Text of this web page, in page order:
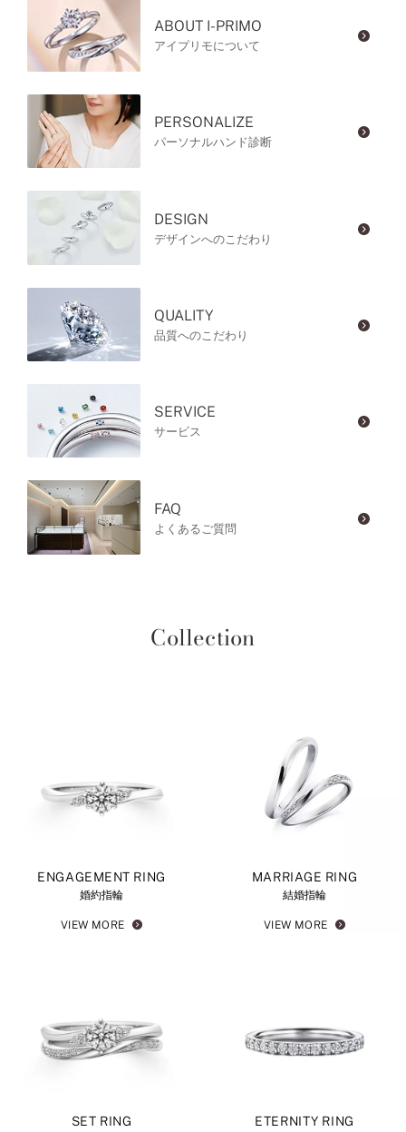
ABOUT I-PRIMO
アイプリモについて
PERSONALIZE
パーソナルハンド診断
DESIGN
デザインへのこだわり
QUALITY
品質へのこだわり
SERVICE
サービス
FAQ
よくあるご質問
Collection
ENGAGEMENT RING
婚約指輪
VIEW MORE
MARRIAGE RING
結婚指輪
VIEW MORE
SET RING ETERNITY RING